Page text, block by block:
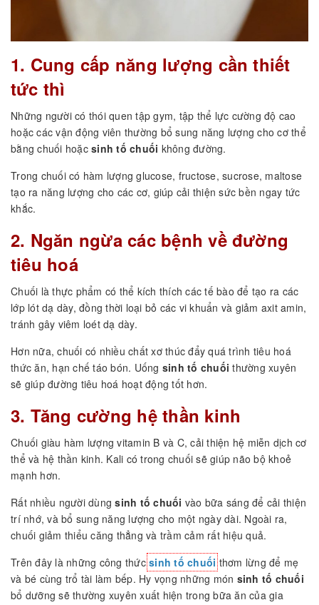
1. Cung cấp năng lượng cần thiết
tức thì
Những người có thói quen tập gym, tập thể lực cường độ cao
hoặc các vận động viên thường bổ sung năng lượng cho cơ thể
bằng chuối hoặc sinh tố chuối không đường.
Trong chuối có hàm lượng glucose, fructose, sucrose, maltose
tạo ra năng lượng cho các cơ, giúp cải thiện sức bền ngay tức
khắc.
2. Ngăn ngừa các bệnh về đường
tiêu hoá
Chuối là thực phẩm có thể kích thích các tế bào để tạo ra các
lớp lót dạ dày, đồng thời loại bỏ các vi khuẩn và giảm axit amin,
tránh gây viêm loét dạ dày.
Hơn nữa, chuối có nhiều chất xơ thúc đẩy quá trình tiêu hoá
thức ăn, hạn chế táo bón. Uống sinh tố chuối thường xuyên
sẽ giúp đường tiêu hoá hoạt động tốt hơn.
3. Tăng cường hệ thần kinh
Chuối giàu hàm lượng vitamin B và C, cải thiện hệ miễn dịch cơ
thể và hệ thần kinh. Kali có trong chuối sẽ giúp não bộ khoẻ
mạnh hơn.
Rất nhiều người dùngsinh tố chuối vào bữa sáng để cải thiện
trí nhớ, và bổ sung năng lượng cho một ngày dài. Ngoài ra,
chuối giảm thiểu căng thẳng và trầm cảm rất hiệu quả.
Trên đây là những công thứcsinh tố chuốithơm lừng để mẹ
và bé cùng trổ tài làm bếp. Hy vọng những món sinh tố chuối
bổ dưỡng sẽ thường xuyên xuất hiện trong bữa ăn của gia